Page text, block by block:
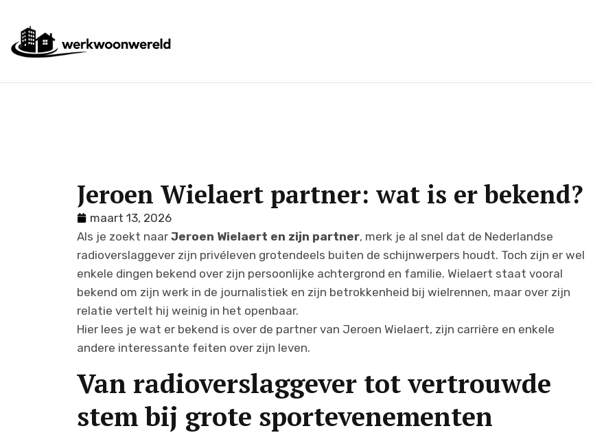
Jeroen Wielaert partner: wat is er bekend?
maart 13, 2026
Als je zoekt naar Jeroen Wielaert en zijn partner, merk je al snel dat de Nederlandse
radioverslaggever zijn privéleven grotendeels buiten de schijnwerpers houdt. Toch zijn er wel
enkele dingen bekend over zijn persoonlijke achtergrond en familie. Wielaert staat vooral
bekend om zijn werk in de journalistiek en zijn betrokkenheid bij wielrennen, maar over zijn
relatie vertelt hij weinig in het openbaar.
Hier lees je wat er bekend is over de partner van Jeroen Wielaert, zijn carrière en enkele
andere interessante feiten over zijn leven.
Van radioverslaggever tot vertrouwde
stem bij grote sportevenementen